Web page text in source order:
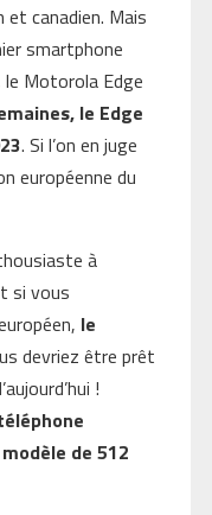
et canadien. Mais
smartphone
Motorola Edge
le Edge
. Si l’on en juge
européenne du
à
si vous
le
devriez être prêt
!
de 512